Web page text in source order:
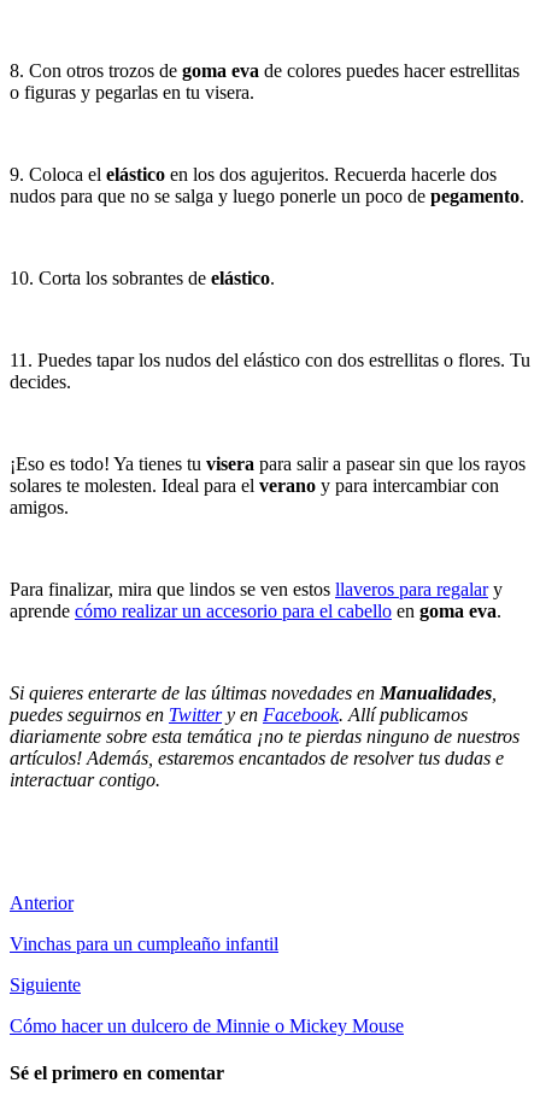
8. Con otros trozos de goma eva de colores puedes hacer estrellitas
o figuras y pegarlas en tu visera.
9. Coloca el elástico en los dos agujeritos. Recuerda hacerle dos
nudos para que no se salga y luego ponerle un poco de pegamento.
10. Corta los sobrantes de elástico.
11. Puedes tapar los nudos del elástico con dos estrellitas o flores. Tu
decides.
¡Eso es todo! Ya tienes tu visera para salir a pasear sin que los rayos
solares te molesten. Ideal para el verano y para intercambiar con
amigos.
Para finalizar, mira que lindos se ven estos llaveros para regalary
aprende cómo realizar un accesorio para el cabello en goma eva.
Si quieres enterarte de las últimas novedades en Manualidades
puedes seguirnos en Twittery en Facebook. Allí publicamos
diariamente sobre esta temática ¡no te pierdas ninguno de nuestros
artículos! Además, estaremos encantados de resolver tus dudas e
interactuar contigo.
Anterior
Vinchas para un cumpleaño infantil
Siguiente
Cómo hacer un dulcero de Minnie o Mickey Mouse
Sé el primero en comentar